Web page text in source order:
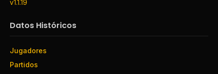
v1.1.19
Datos Históricos
Jugadores
Partidos